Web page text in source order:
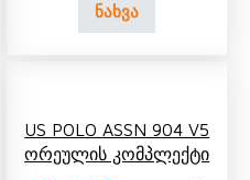
ნახვა
US POLO ASSN 904 V5
Ორეულის Კომპლექტი